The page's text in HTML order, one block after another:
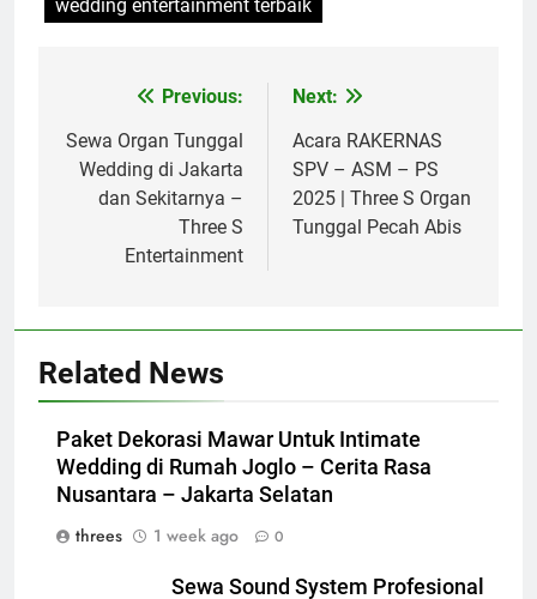
wedding entertainment terbaik
navigation
Previous:
Sewa Organ Tunggal
Wedding di Jakarta
dan Sekitarnya –
Three S
Entertainment
Next:
Acara RAKERNAS
SPV – ASM – PS
2025 | Three S Organ
Tunggal Pecah Abis
Related News
Paket Dekorasi Mawar Untuk Intimate
Wedding di Rumah Joglo – Cerita Rasa
Nusantara – Jakarta Selatan
threes
1 week ago 0
Sewa Sound System Profesional